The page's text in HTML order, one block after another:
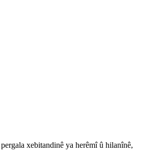
xebitandinê ya herêmî û hilanînê,